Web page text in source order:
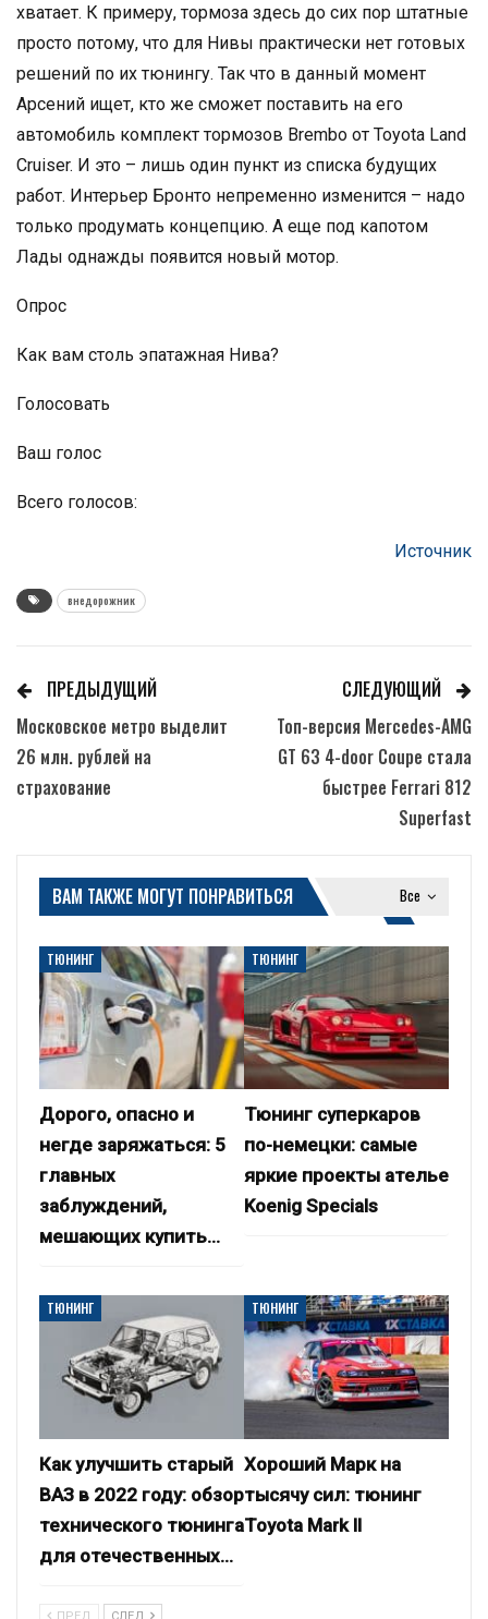
хватает. К примеру, тормоза здесь до сих пор штатные
просто потому, что для Нивы практически нет готовых
решений по их тюнингу. Так что в данный момент
Арсений ищет, кто же сможет поставить на его
автомобиль комплект тормозов Brembo от Toyota Land
Cruiser. И это – лишь один пункт из списка будущих
работ. Интерьер Бронто непременно изменится – надо
только продумать концепцию. А еще под капотом
Лады однажды появится новый мотор.
Опрос
Как вам столь эпатажная Нива?
Голосовать
Ваш голос
Всего голосов:
Источник
внедорожник
ПРЕДЫДУЩИЙ
Московское метро выделит
26 млн. рублей на
страхование
СЛЕДУЮЩИЙ
Топ-версия Mercedes-AMG
GT 63 4-door Coupe стала
быстрее Ferrari 812
Superfast
Все
ВАМ ТАКЖЕ МОГУТ ПОНРАВИТЬСЯ
ТЮНИНГ
Дорого, опасно и
негде заряжаться: 5
главных
заблуждений,
мешающих купить…
ТЮНИНГ
Тюнинг суперкаров
по-немецки: самые
яркие проекты ателье
Koenig Specials
ТЮНИНГ
Как улучшить старый
ВАЗ в 2022 году: обзор
технического тюнинга
для отечественных…
ТЮНИНГ
Хороший Марк на
тысячу сил: тюнинг
Toyota Mark II
ПРЕД СЛЕД